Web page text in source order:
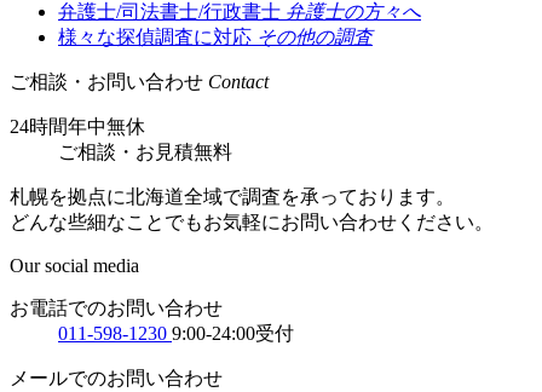
弁護士/司法書士/行政書士 弁護士の方々へ
様々な探偵調査に対応 その他の調査
ご相談・お問い合わせ Contact
24時間年中無休
ご相談 ・ お見積無料
札幌を拠点に北海道全域で調査を承っております。
どんな些細なことでもお気軽にお問い合わせください。
Our social media
お電話でのお問い合わせ
011-598-1230 9:00-24:00受付
メールでのお問い合わせ